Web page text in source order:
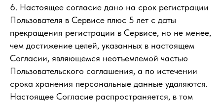
6. Настоящее согласие дано на срок регистрации
Пользователя в Сервисе плюс 5 лет с даты
прекращения регистрации в Сервисе, но не менее,
чем достижение целей, указанных в настоящем
Согласии, являющемся неотъемлемой частью
Пользовательского соглашения, а по истечении
срока хранения персональные данные удаляются.
Настоящее Согласие распространяется, в том